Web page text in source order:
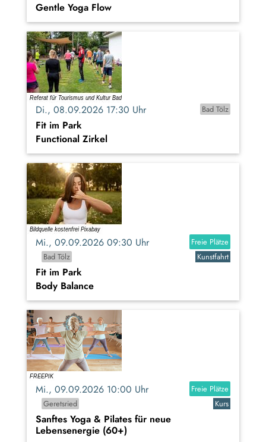
Gentle Yoga Flow
Di., 08.09.2026 17:30 Uhr Bad Tölz
Fit im Park
Functional Zirkel
Mi., 09.09.2026 09:30 Uhr
Freie Plätze
Bad Tölz
Kunstfahrt
Fit im Park
Body Balance
Mi., 09.09.2026 10:00 Uhr
Freie Plätze
Geretsried
Kurs
Sanftes Yoga & Pilates für neue
Lebensenergie (60+)